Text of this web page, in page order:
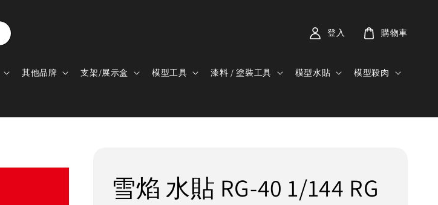
其他品牌 支架/展示盒 模型工具 漆料 / 塗裝工具 模型水貼 模型殺肉
登入 購物車
雪焰 水貼 RG-40 1/144 RG